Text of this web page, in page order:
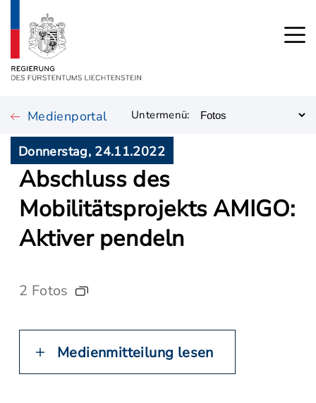
Medienportal Untermenü:
Donnerstag, 24.11.2022
Abschluss des
Mobilitätsprojekts AMIGO:
Aktiver pendeln
2 Fotos
Medienmitteilung lesen